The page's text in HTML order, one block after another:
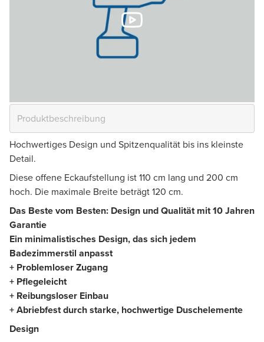
Hochwertiges Design und Spitzenqualität bis ins kleinste
Detail.
Diese offene Eckaufstellung ist 110 cm lang und 200 cm
hoch. Die maximale Breite beträgt 120 cm.
Das Beste vom Besten: Design und Qualität mit 10 Jahren
Garantie
Ein minimalistisches Design, das sich jedem
Badezimmerstil anpasst
+ Problemloser Zugang
+ Pflegeleicht
+ Reibungsloser Einbau
+ Abriebfest durch starke, hochwertige Duschelemente
Design